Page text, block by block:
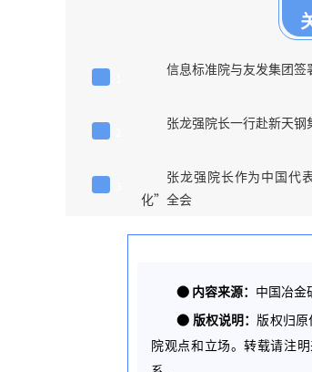
信息标准院与友发集团签
张龙强院长一行赴新天钢
张龙强院长作为中国代
化”全会
● 内容来源： 中国冶金
● 版权说明： 版权归原
院观点和立场。转载请注